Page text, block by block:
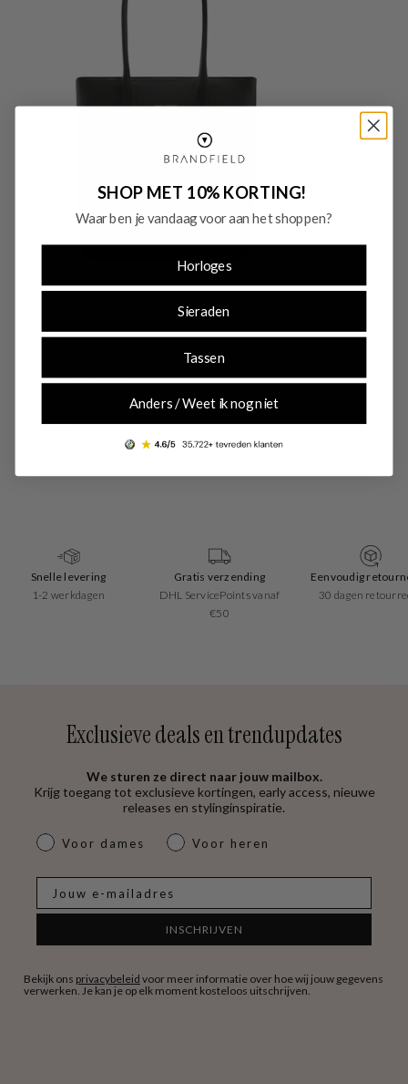
-50%
SALE10
Isabel Bernard
Isabel Bernard Honoré Lysanne Zwarte Kalfsleren Shopper
€ 129,00
Snelle levering
1-2 werkdagen
Gratis verzending
DHL ServicePoints vanaf
€50
Eenvoudig
30 dagen
Exclusieve deals en trendupdates
We sturen ze direct naar jouw mailbox.
Krijg toegang tot exclusieve kortingen, early access, nieuwe
releases en stylinginspiratie.
dames & heren
Voor dames Voor heren
INSCHRIJVEN
Bekijk ons privacybeleid voor meer informatie over hoe wij jouw gegevens
verwerken. Je kan je op elk moment kosteloos uitschrijven.
SHOP MET 10% KORTING!
Waar ben je vandaag voor aan het shoppen?
Horloges
Sieraden
Tassen
Anders / Weet ik nog niet